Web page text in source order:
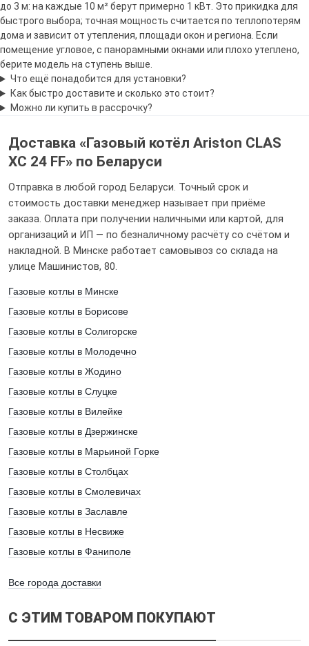
Оцените от 1 до 5
Я даю свое согласие на обработку персональных данных
до 3 м: на каждые 10 м² берут примерно 1 кВт. Это прикидка для
быстрого выбора; точная мощность считается по теплопотерям
дома и зависит от утепления, площади окон и региона. Если
помещение угловое, с панорамными окнами или плохо утеплено,
берите модель на ступень выше.
Что ещё понадобится для установки?
Как быстро доставите и сколько это стоит?
Можно ли купить в рассрочку?
Доставка «Газовый котёл Ariston CLAS
XС 24 FF» по Беларуси
Отправка в любой город Беларуси. Точный срок и
стоимость доставки менеджер называет при приёме
заказа. Оплата при получении наличными или картой, для
организаций и ИП — по безналичному расчёту со счётом и
накладной. В Минске работает самовывоз со склада на
улице Машинистов, 80.
Газовые котлы в Минске
Газовые котлы в Борисове
Газовые котлы в Солигорске
Газовые котлы в Молодечно
Газовые котлы в Жодино
Газовые котлы в Слуцке
Газовые котлы в Вилейке
Газовые котлы в Дзержинске
Газовые котлы в Марьиной Горке
Газовые котлы в Столбцах
Газовые котлы в Смолевичах
Газовые котлы в Заславле
Газовые котлы в Несвиже
Газовые котлы в Фаниполе
Все города доставки
С ЭТИМ ТОВАРОМ ПОКУПАЮТ